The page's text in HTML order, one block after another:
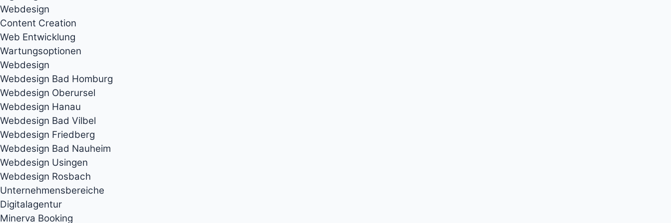
Webdesign
Content Creation
Web Entwicklung
Wartungsoptionen
Webdesign
Webdesign Bad Homburg
Webdesign Oberursel
Webdesign Hanau
Webdesign Bad Vilbel
Webdesign Friedberg
Webdesign Bad Nauheim
Webdesign Usingen
Webdesign Rosbach
Unternehmensbereiche
Digitalagentur
Minerva Booking